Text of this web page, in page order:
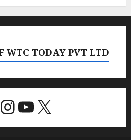
WTC TODAY PVT LTD
Instagram
YouTube
X